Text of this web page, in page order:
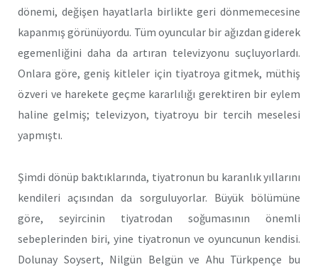
dönemi, değişen hayatlarla birlikte geri dönmemecesine
kapanmış görünüyordu. Tüm oyuncular bir ağızdan giderek
egemenliğini daha da artıran televizyonu suçluyorlardı.
Onlara göre, geniş kitleler için tiyatroya gitmek, müthiş
özveri ve harekete geçme kararlılığı gerektiren bir eylem
haline gelmiş; televizyon, tiyatroyu bir tercih meselesi
yapmıştı.
Şimdi dönüp baktıklarında, tiyatronun bu karanlık yıllarını
kendileri açısından da sorguluyorlar. Büyük bölümüne
göre, seyircinin tiyatrodan soğumasının önemli
sebeplerinden biri, yine tiyatronun ve oyuncunun kendisi.
Dolunay Soysert, Nilgün Belgün ve Ahu Türkpençe bu